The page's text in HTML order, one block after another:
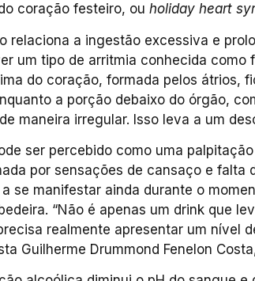
coração festeiro, ou holiday heart
relaciona a ingestão excessiva e
um tipo de arritmia conhecida como
do coração, formada pelos átrios,
a porção debaixo do órgão,
maneira irregular. Isso leva a um
ser percebido como uma
por sensações de cansaço e falta
se manifestar ainda durante o
“Não é apenas um drink que
realmente apresentar um nível
Guilherme Drummond Fenelon